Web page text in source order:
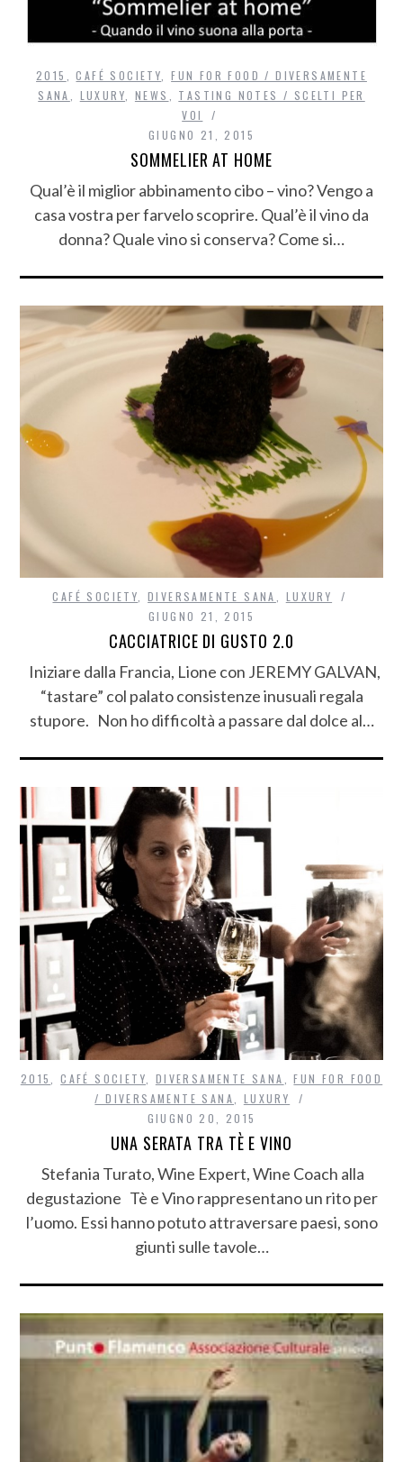
2015 ,CAFÉ SOCIETY ,FUN FOR FOOD / DIVERSAMENTE
SANA
LUXURY NEWS
TASTING NOTES / SCELTI PER
VOI
GIUGNO 21, 2015
SOMMELIER AT HOME
Qual’è il miglior abbinamento cibo – vino? Vengo a
casa vostra per farvelo scoprire. Qual’è il vino da
donna? Quale vino si conserva? Come si…
CAFÉ SOCIETY ,DIVERSAMENTE SANA
LUXURY
GIUGNO 21, 2015
CACCIATRICE DI GUSTO 2.0
Iniziare dalla Francia, Lione con JEREMY GALVAN,
“tastare” col palato consistenze inusuali regala
stupore. Non ho difficoltà a passare dal dolce al…
2015 ,CAFÉ SOCIETY DIVERSAMENTE SANA ,FUN FOR FOOD
/ DIVERSAMENTE SANA
LUXURY
GIUGNO 20, 2015
UNA SERATA TRA TÈ E VINO
Stefania Turato, Wine Expert, Wine Coach alla
degustazione Tè e Vino rappresentano un rito per
l’uomo. Essi hanno potuto attraversare paesi, sono
giunti sulle tavole…